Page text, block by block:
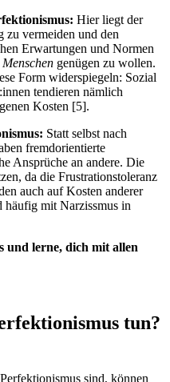
Hier liegt der
zu vermeiden und den
Erwartungen und Normen
genügen zu wollen.
Form widerspiegeln: Sozial
tendieren nämlich
Kosten [5].
Statt selbst nach
fremdorientierte
Ansprüche an andere. Die
da die Frustrationstoleranz
auch auf Kosten anderer
mit Narzissmus in
und lerne, dich mit allen
tun?
sind, können